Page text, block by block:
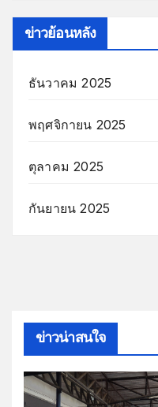
ข่าวย้อนหลัง
ธันวาคม 2025
พฤศจิกายน 2025
ตุลาคม 2025
กันยายน 2025
ข่าวน่าสนใจ